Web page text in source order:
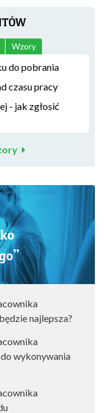
Wzory
do pobrania
czasu pracy
- jak zgłosić
najlepsza?
wykonywania